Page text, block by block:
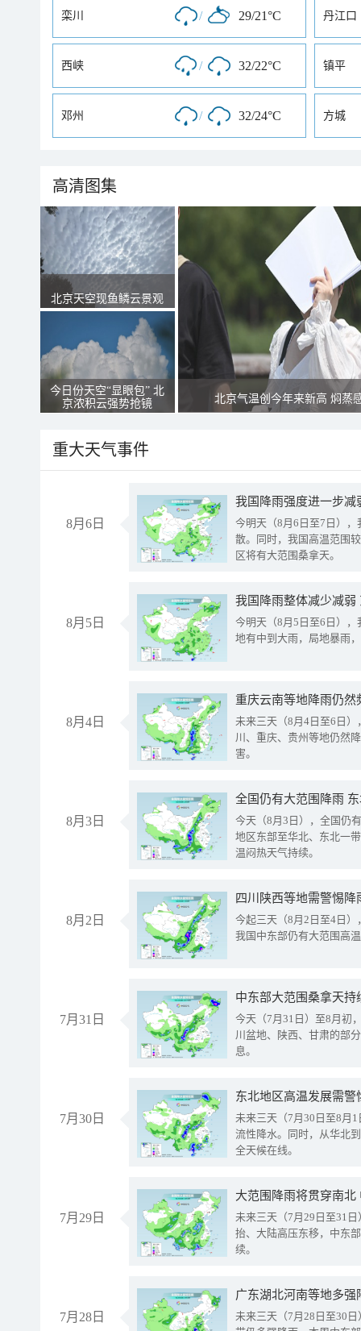
栾川 / 29/21°C 丹江口
西峡 / 32/22°C 镇平
邓州 / 32/24°C 方城
高清图集
北京天空现鱼鳞云景观
今日份天空“显眼包” 北
京浓积云强势抢镜
北京气温创今年来新高 焖蒸
重大天气事件
8月6日
今明天（8月6日至7日）
散。同时，我国高温范围
区将有大范围桑拿天。
8月5日
我国降雨整体减少减弱
今明天（8月5日至6日）
地有中到大雨，局地暴雨
8月4日
重庆云南等地降雨仍然
未来三天（8月4日至6日
川、重庆、贵州等地仍然
害。
8月3日
全国仍有大范围降雨
今天（8月3日），全国仍
地区东部至华北、东北一
温闷热天气持续。
8月2日
今起三天（8月2日至4日
我国中东部仍有大范围高
7月31日
中东部大范围桑拿天
今天（7月31日）至8月初
川盆地、陕西、甘肃的部
息。
7月30日
东北地区高温发展需
未来三天（7月30日至8月
流性降水。同时，从华北
全天候在线。
7月29日
大范围降雨将贯穿南
未来三天（7月29日至31
抬、大陆高压东移，中东
续。
7月28日
广东湖北河南等地多
未来三天（7月28日至30